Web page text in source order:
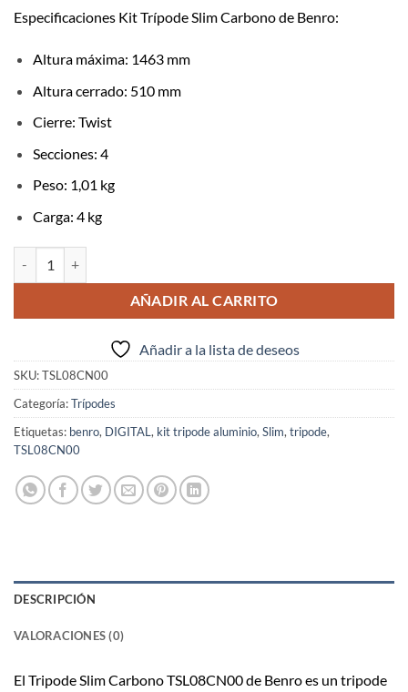
Especificaciones Kit Trípode Slim Carbono de Benro:
Altura máxima: 1463 mm
Altura cerrado: 510 mm
Cierre: Twist
Secciones: 4
Peso: 1,01 kg
Carga: 4 kg
AÑADIR AL CARRITO
Añadir a la lista de deseos
SKU:TSL08CN00
Categoría:Trípodes
Etiquetas: benro, DIGITAL , kit tripode aluminio, Slim, tripode,
TSL08CN00
DESCRIPCIÓN
VALORACIONES (0)
El Tripode Slim Carbono TSL08CN00 de Benro es un tripode